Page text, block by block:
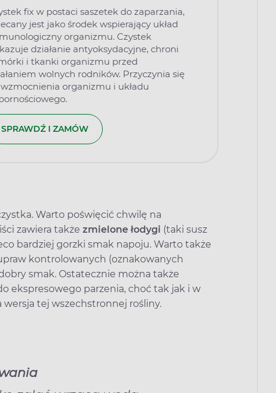
fix w postaci saszetek do zaparzania,
jest jako środek wspierający układ
organizmu. Czystek
działanie antyoksydacyjne, chroni
i tkanki organizmu przed
wolnych rodników. Przyczynia się
organizmu i układu
SPRAWDŹ I ZAMÓW
Warto poświęcić chwilę na
zawiera także zmielone łodygi (taki susz
bardziej gorzki smak napoju. Warto także
kontrolowanych (oznakowanych
smak. Ostatecznie można także
ekspresowego parzenia, choć tak jak i w
tej wszechstronnej rośliny.